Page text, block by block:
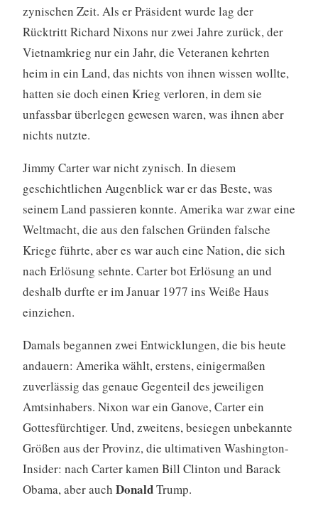
zynischen Zeit. Als er Präsident wurde lag der
Rücktritt Richard Nixons nur zwei Jahre zurück, der
Vietnamkrieg nur ein Jahr, die Veteranen kehrten
heim in ein Land, das nichts von ihnen wissen wollte,
hatten sie doch einen Krieg verloren, in dem sie
unfassbar überlegen gewesen waren, was ihnen aber
nichts nutzte.
Jimmy Carter war nicht zynisch. In diesem
geschichtlichen Augenblick war er das Beste, was
seinem Land passieren konnte. Amerika war zwar eine
Weltmacht, die aus den falschen Gründen falsche
Kriege führte, aber es war auch eine Nation, die sich
nach Erlösung sehnte. Carter bot Erlösung an und
deshalb durfte er im Januar 1977 ins Weiße Haus
einziehen.
Damals begannen zwei Entwicklungen, die bis heute
andauern: Amerika wählt, erstens, einigermaßen
zuverlässig das genaue Gegenteil des jeweiligen
Amtsinhabers. Nixon war ein Ganove, Carter ein
Gottesfürchtiger. Und, zweitens, besiegen unbekannte
Größen aus der Provinz, die ultimativen Washington-
Insider: nach Carter kamen Bill Clinton und Barack
Obama, aber auch DonaldTrump.